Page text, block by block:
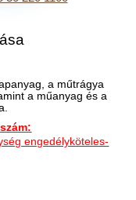
a műtrágya
a műanyag és a
engedélyköteles-